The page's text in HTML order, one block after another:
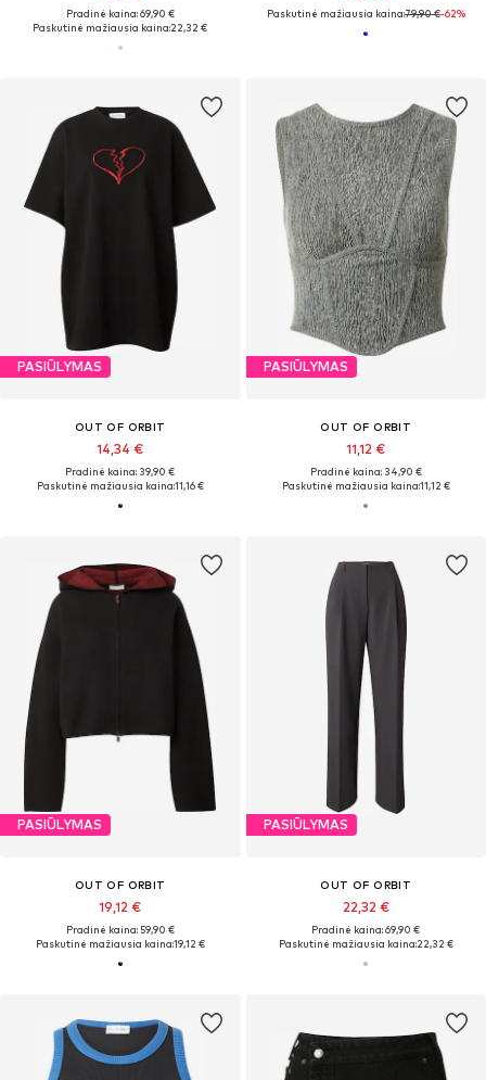
Pradinė kaina: 69,90 €
Paskutinė mažiausia kaina:22,32 €
Paskutinė mažiausia kaina:79,90 €-62%
PASIŪLYMAS
OUT OF ORBIT
14,34 €
Pradinė kaina: 39,90 €
Paskutinė mažiausia kaina:11,16 €
PASIŪLYMAS
OUT OF ORBIT
11,12 €
Pradinė kaina: 34,90 €
Paskutinė mažiausia kaina:11,12 €
PASIŪLYMAS
OUT OF ORBIT
19,12 €
Pradinė kaina: 59,90 €
Paskutinė mažiausia kaina:19,12 €
PASIŪLYMAS
OUT OF ORBIT
22,32 €
Pradinė kaina: 69,90 €
Paskutinė mažiausia kaina:22,32 €